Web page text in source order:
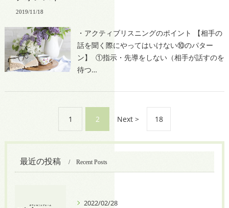
2019/11/18
・アクティブリスニングのポイント 【相手の
話を聞く際にやってはいけない⑩のパター
ン】 ①指示・先導をしない（相手が話すのを
待つ…
1 2 Next > 18
最近の投稿 Recent Posts
2022/02/28